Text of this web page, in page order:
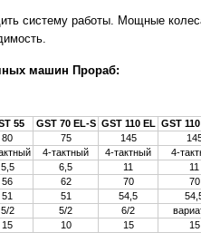
систему работы. Мощные
машин Прораб:
55 GST 70 EL-S GST 110 EL GST
80 75 145
4-тактный 4-тактный
4-
5,5 6,5 11
11
56 62 70
70
51 51 54,5
5/2 5/2 6/2
15 10 15
15